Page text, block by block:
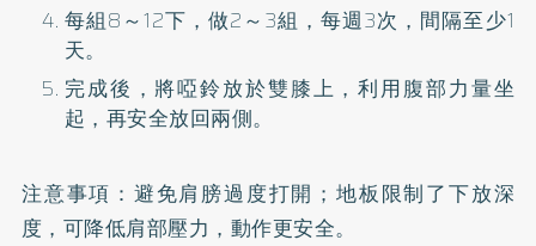
每組8～12下，做2～3組，每週3次，間隔至少1
天。
完成後，將啞鈴放於雙膝上，利用腹部力量坐
起，再安全放回兩側。
注意事項：避免肩膀過度打開；地板限制了下放深
度，可降低肩部壓力，動作更安全。